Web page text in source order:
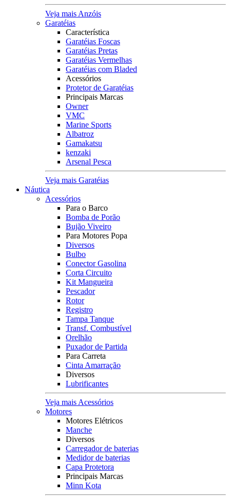
Veja mais Anzóis
Garatéias
Característica
Garatéias Foscas
Garatéias Pretas
Garatéias Vermelhas
Garatéias com Bladed
Acessórios
Protetor de Garatéias
Principais Marcas
Owner
VMC
Marine Sports
Albatroz
Gamakatsu
kenzaki
Arsenal Pesca
Veja mais Garatéias
Náutica
Acessórios
Para o Barco
Bomba de Porão
Bujão Viveiro
Para Motores Popa
Diversos
Bulbo
Conector Gasolina
Corta Circuito
Kit Mangueira
Pescador
Rotor
Registro
Tampa Tanque
Transf. Combustível
Orelhão
Puxador de Partida
Para Carreta
Cinta Amarração
Diversos
Lubrificantes
Veja mais Acessórios
Motores
Motores Elétricos
Manche
Diversos
Carregador de baterias
Medidor de baterias
Capa Protetora
Principais Marcas
Minn Kota